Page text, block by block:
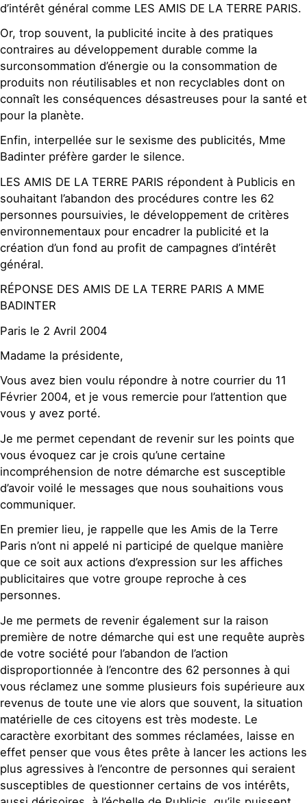
d’intérêt général comme LES AMIS DE LA TERRE PARIS.
Or, trop souvent, la publicité incite à des pratiques
contraires au développement durable comme la
surconsommation d’énergie ou la consommation de
produits non réutilisables et non recyclables dont on
connaît les conséquences désastreuses pour la santé et
pour la planète.
Enfin, interpellée sur le sexisme des publicités, Mme
Badinter préfère garder le silence.
LES AMIS DE LA TERRE PARIS répondent à Publicis en
souhaitant l’abandon des procédures contre les 62
personnes poursuivies, le développement de critères
environnementaux pour encadrer la publicité et la
création d’un fond au profit de campagnes d’intérêt
général.
RÉPONSE DES AMIS DE LA TERRE PARIS A MME
BADINTER
Paris le 2 Avril 2004
Madame la présidente,
Vous avez bien voulu répondre à notre courrier du 11
Février 2004, et je vous remercie pour l’attention que
vous y avez porté.
Je me permet cependant de revenir sur les points que
vous évoquez car je crois qu’une certaine
incompréhension de notre démarche est susceptible
d’avoir voilé le messages que nous souhaitions vous
communiquer.
En premier lieu, je rappelle que les Amis de la Terre
Paris n’ont ni appelé ni participé de quelque manière
que ce soit aux actions d’expression sur les affiches
publicitaires que votre groupe reproche à ces
personnes.
Je me permets de revenir également sur la raison
première de notre démarche qui est une requête auprès
de votre société pour l’abandon de l’action
disproportionnée à l’encontre des 62 personnes à qui
vous réclamez une somme plusieurs fois supérieure aux
revenus de toute une vie alors que souvent, la situation
matérielle de ces citoyens est très modeste. Le
caractère exorbitant des sommes réclamées, laisse en
effet penser que vous êtes prête à lancer les actions les
plus agressives à l’encontre de personnes qui seraient
susceptibles de questionner certains de vos intérêts,